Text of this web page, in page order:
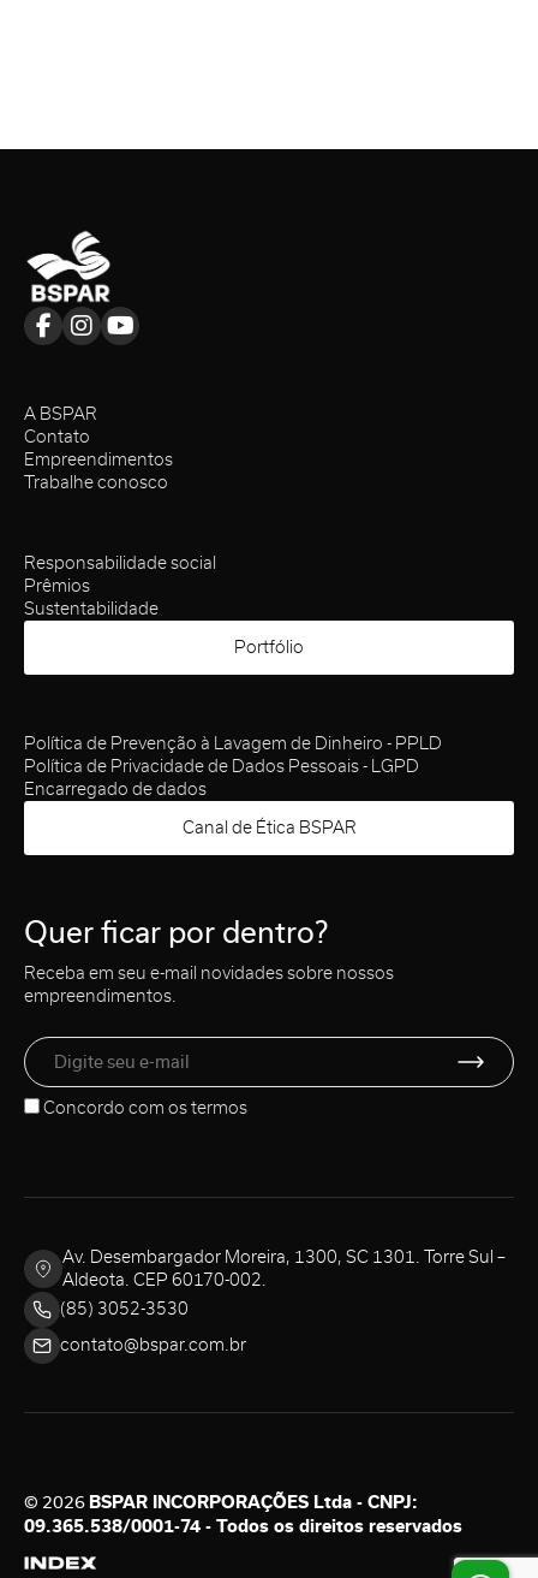
A BSPAR
Contato
Empreendimentos
Trabalhe conosco
Responsabilidade social
Prêmios
Sustentabilidade
Portfólio
Política de Prevenção à Lavagem de Dinheiro - PPLD
Política de Privacidade de Dados Pessoais - LGPD
Encarregado de dados
Canal de Ética BSPAR
Quer ficar por dentro?
Receba em seu e-mail novidades sobre nossos
empreendimentos.
Concordo com ostermos
Av. Desembargador Moreira, 1300, SC 1301. Torre Sul –
Aldeota. CEP 60170-002.
(85) 3052-3530
contato@bspar.com.br
© 2026 BSPAR INCORPORAÇÕES Ltda - CNPJ:
09.365.538/0001-74 - Todos os direitos reservados